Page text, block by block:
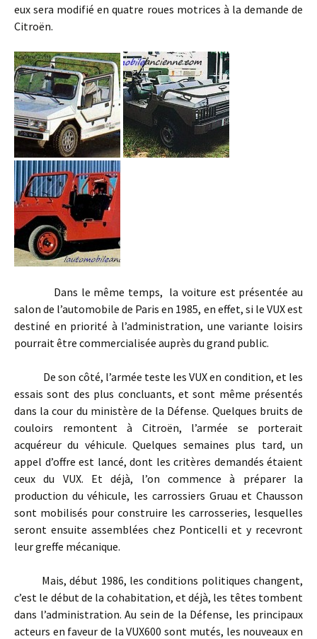
eux sera modifié en quatre roues motrices à la demande de
Citroën.
Dans le même temps, la voiture est présentée au
salon de l’automobile de Paris en 1985, en effet, si le VUX est
destiné en priorité à l’administration, une variante loisirs
pourrait être commercialisée auprès du grand public.
De son côté, l’armée teste les VUX en condition, et les
essais sont des plus concluants, et sont même présentés
dans la cour du ministère de la Défense. Quelques bruits de
couloirs remontent à Citroën, l’armée se porterait
acquéreur du véhicule. Quelques semaines plus tard, un
appel d’offre est lancé, dont les critères demandés étaient
ceux du VUX. Et déjà, l’on commence à préparer la
production du véhicule, les carrossiers Gruau et Chausson
sont mobilisés pour construire les carrosseries, lesquelles
seront ensuite assemblées chez Ponticelli et y recevront
leur greffe mécanique.
Mais, début 1986, les conditions politiques changent,
c’est le début de la cohabitation, et déjà, les têtes tombent
dans l’administration. Au sein de la Défense, les principaux
acteurs en faveur de la VUX600 sont mutés, les nouveaux en